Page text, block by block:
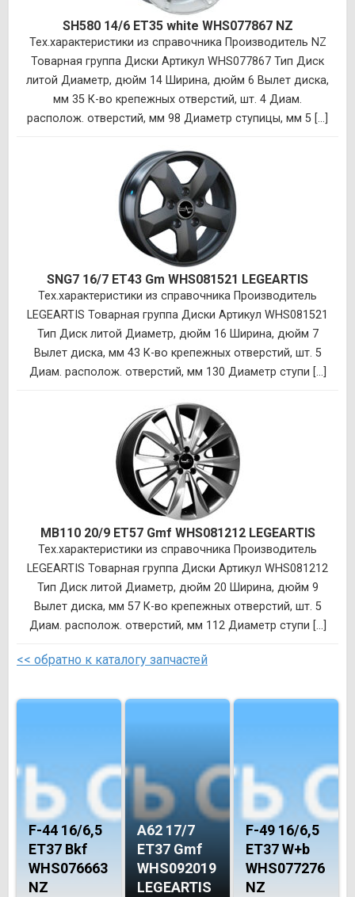
SH580 14/6 ET35 white WHS077867 NZ
Тех.характеристики из справочника Производитель NZ
Товарная группа Диски Артикул WHS077867 Тип Диск
литой Диаметр, дюйм 14 Ширина, дюйм 6 Вылет диска,
мм 35 К-во крепежных отверстий, шт. 4 Диам.
располож. отверстий, мм 98 Диаметр ступицы, мм 5 [...]
SNG7 16/7 ET43 Gm WHS081521 LEGEARTIS
Тех.характеристики из справочника Производитель
LEGEARTIS Товарная группа Диски Артикул WHS081521
Тип Диск литой Диаметр, дюйм 16 Ширина, дюйм 7
Вылет диска, мм 43 К-во крепежных отверстий, шт. 5
Диам. располож. отверстий, мм 130 Диаметр ступи [...]
MB110 20/9 ET57 Gmf WHS081212 LEGEARTIS
Тех.характеристики из справочника Производитель
LEGEARTIS Товарная группа Диски Артикул WHS081212
Тип Диск литой Диаметр, дюйм 20 Ширина, дюйм 9
Вылет диска, мм 57 К-во крепежных отверстий, шт. 5
Диам. располож. отверстий, мм 112 Диаметр ступи [...]
<< обратно к каталогу запчастей
F-44 16/6,5
ET37 Bkf
WHS076663
NZ
A62 17/7
ET37 Gmf
WHS092019
LEGEARTIS
F-49 16/6,5
ET37 W+b
WHS077276
NZ